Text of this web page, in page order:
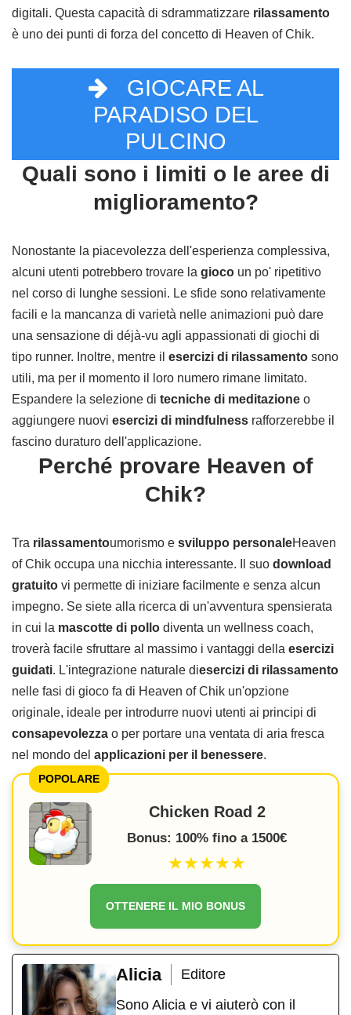
digitali. Questa capacità di sdrammatizzare rilassamento
è uno dei punti di forza del concetto di Heaven of Chik.
GIOCARE AL
PARADISO DEL
PULCINO
Quali sono i limiti o le aree di
miglioramento?
Nonostante la piacevolezza dell'esperienza complessiva,
alcuni utenti potrebbero trovare la gioco un po' ripetitivo
nel corso di lunghe sessioni. Le sfide sono relativamente
facili e la mancanza di varietà nelle animazioni può dare
una sensazione di déjà-vu agli appassionati di giochi di
tipo runner. Inoltre, mentre il esercizi di rilassamento sono
utili, ma per il momento il loro numero rimane limitato.
Espandere la selezione di tecniche di meditazione o
aggiungere nuovi esercizi di mindfulness rafforzerebbe il
fascino duraturo dell'applicazione.
Perché provare Heaven of
Chik?
Tra rilassamentoumorismo e sviluppo personaleHeaven
of Chik occupa una nicchia interessante. Il suo download
gratuito vi permette di iniziare facilmente e senza alcun
impegno. Se siete alla ricerca di un'avventura spensierata
in cui la mascotte di pollo diventa un wellness coach,
troverà facile sfruttare al massimo i vantaggi della esercizi
guidati. L'integrazione naturale diesercizi di rilassamento
nelle fasi di gioco fa di Heaven of Chik un'opzione
originale, ideale per introdurre nuovi utenti ai principi di
consapevolezza o per portare una ventata di aria fresca
nel mondo del applicazioni per il benessere.
POPOLARE
Chicken Road 2
Bonus: 100% fino a 1500€
★★★★★
OTTENERE IL MIO BONUS
Alicia
Editore
Sono Alicia e vi aiuterò con il